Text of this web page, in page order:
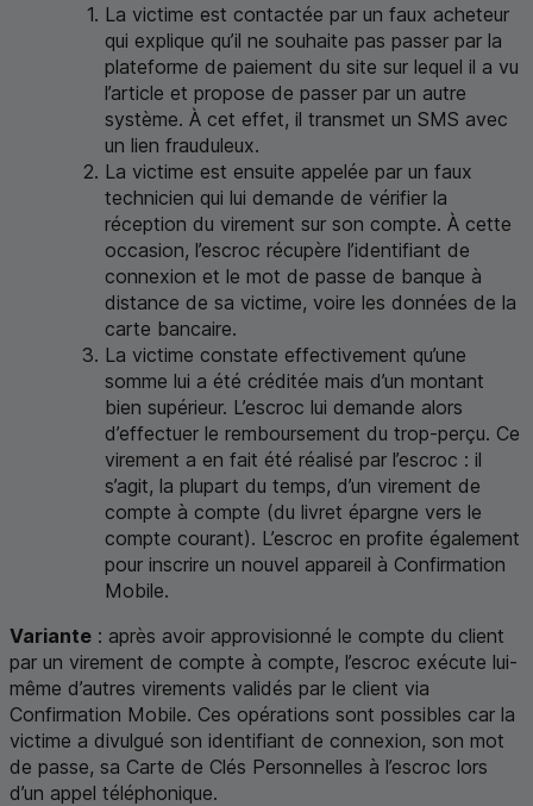
La victime est contactée par un faux acheteur
qui explique qu’il ne souhaite pas passer par la
plateforme de paiement du site sur lequel il a vu
l’article et propose de passer par un autre
système. À cet effet, il transmet un SMS avec
un lien frauduleux.
La victime est ensuite appelée par un faux
technicien qui lui demande de vérifier la
réception du virement sur son compte. À cette
occasion, l’escroc récupère l’identifiant de
connexion et le mot de passe de banque à
distance de sa victime, voire les données de la
carte bancaire.
La victime constate effectivement qu’une
somme lui a été créditée mais d’un montant
bien supérieur. L’escroc lui demande alors
d’effectuer le remboursement du trop-perçu. Ce
virement a en fait été réalisé par l’escroc : il
s’agit, la plupart du temps, d’un virement de
compte à compte (du livret épargne vers le
compte courant). L’escroc en profite également
pour inscrire un nouvel appareil à Confirmation
Mobile.
Variante : après avoir approvisionné le compte du client
par un virement de compte à compte, l’escroc exécute lui-
même d’autres virements validés par le client via
Confirmation Mobile. Ces opérations sont possibles car la
victime a divulgué son identifiant de connexion, son mot
de passe, sa Carte de Clés Personnelles à l’escroc lors
d’un appel téléphonique.